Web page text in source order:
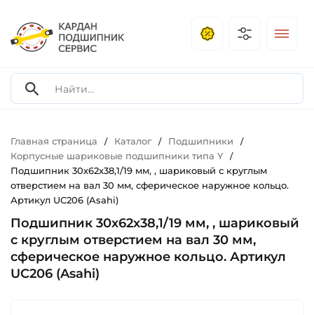
Главная страница / Каталог / Подшипники /
Корпусные шариковые подшипники типа Y /
Подшипник 30х62х38,1/19 мм, , шариковый с круглым
отверстием на вал 30 мм, сферическое наружное кольцо.
Артикул UC206 (Asahi)
Подшипник 30х62х38,1/19 мм, , шариковый
с круглым отверстием на вал 30 мм,
сферическое наружное кольцо. Артикул
UC206 (Asahi)